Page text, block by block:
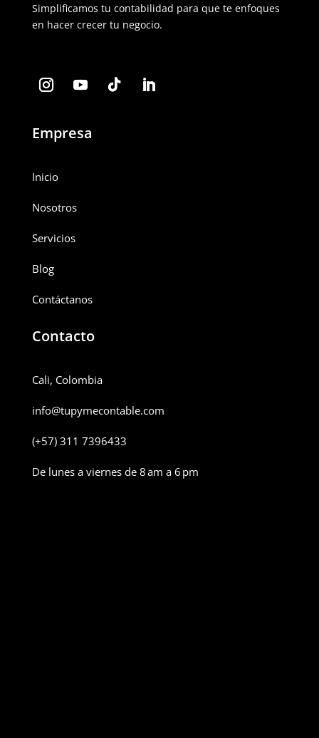
Simplificamos tu contabilidad para que te enfoques
en hacer crecer tu negocio.
Empresa
Inicio
Nosotros
Servicios
Blog
Contáctanos
Contacto
Cali, Colombia
info@tupymecontable.com
(+57) 311 7396433
De lunes a viernes de 8 am a 6 pm